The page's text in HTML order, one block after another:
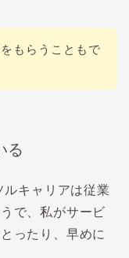
もらうこともで
る
キャリアは従業
で、私がサービ
ったり、早めに